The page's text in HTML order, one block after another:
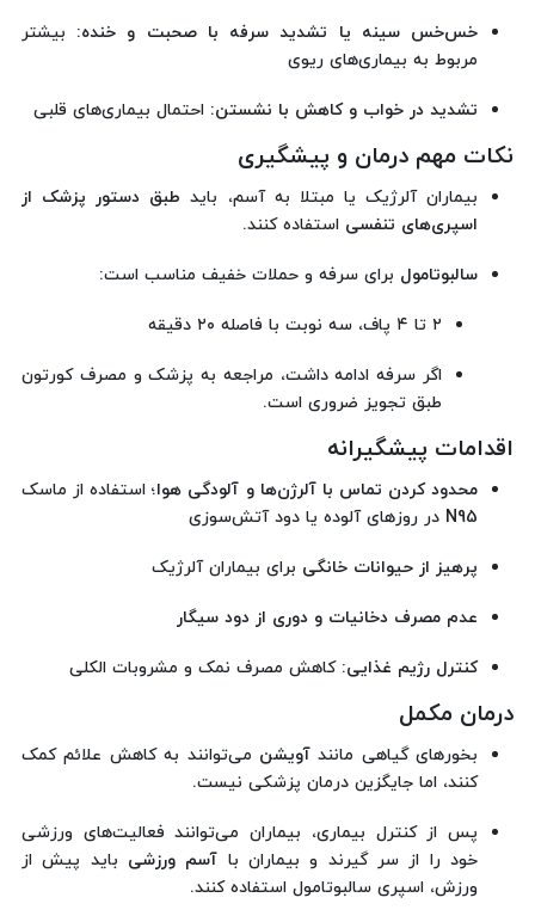
خس‌خس سینه یا تشدید سرفه با صحبت و خنده: بیشتر
مربوط به بیماری‌های ریوی
تشدید در خواب و کاهش با نشستن: احتمال بیماری‌های قلبی
نکات مهم درمان و پیشگیری
بیماران آلرژیک یا مبتلا به آسم، باید طبق دستور پزشک از
اسپری‌های تنفسی استفاده کنند.
سالبوتامول برای سرفه و حملات خفیف مناسب است:
۲ تا ۴ پاف، سه نوبت با فاصله ۲۰ دقیقه
اگر سرفه ادامه داشت، مراجعه به پزشک و مصرف کورتون
طبق تجویز ضروری است.
اقدامات پیشگیرانه
محدود کردن تماس با آلرژن‌ها و آلودگی هوا؛ استفاده از ماسک
N95 در روزهای آلوده یا دود آتش‌سوزی
پرهیز از حیوانات خانگی برای بیماران آلرژیک
عدم مصرف دخانیات و دوری از دود سیگار
کنترل رژیم غذایی: کاهش مصرف نمک و مشروبات الکلی
درمان مکمل
بخورهای گیاهی مانندآویشن می‌توانند به کاهش علائم کمک
کنند، اما جایگزین درمان پزشکی نیست.
پس از کنترل بیماری، بیماران می‌توانند فعالیت‌های ورزشی
خود را از سر گیرند و بیماران با آسم ورزشی باید پیش از
ورزش، اسپری سالبوتامول استفاده کنند.